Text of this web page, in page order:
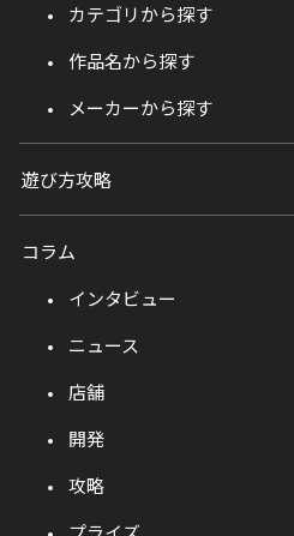
カテゴリから探す
作品名から探す
メーカーから探す
遊び方攻略
コラム
インタビュー
ニュース
店舗
開発
攻略